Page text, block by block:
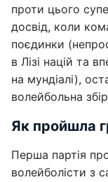
проти цього
досвід, коли
поєдинки
в Лізі націй та
на мундіалі),
волейбольна
Як пройшла
Перша партія
волейболісти з